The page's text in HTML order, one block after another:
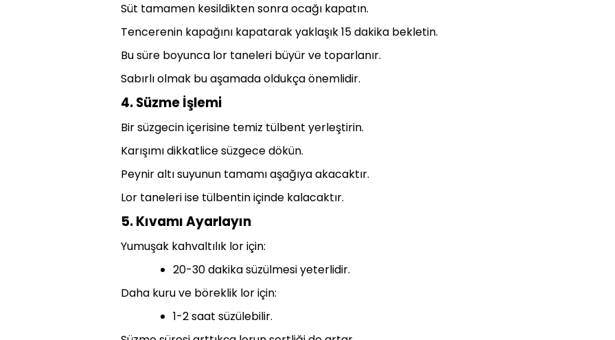
Süt tamamen kesildikten sonra ocağı kapatın.
Tencerenin kapağını kapatarak yaklaşık 15 dakika bekletin.
Bu süre boyunca lor taneleri büyür ve toparlanır.
Sabırlı olmak bu aşamada oldukça önemlidir.
4. Süzme İşlemi
Bir süzgecin içerisine temiz tülbent yerleştirin.
Karışımı dikkatlice süzgece dökün.
Peynir altı suyunun tamamı aşağıya akacaktır.
Lor taneleri ise tülbentin içinde kalacaktır.
5. Kıvamı Ayarlayın
Yumuşak kahvaltılık lor için:
20-30 dakika süzülmesi yeterlidir.
Daha kuru ve böreklik lor için:
1-2 saat süzülebilir.